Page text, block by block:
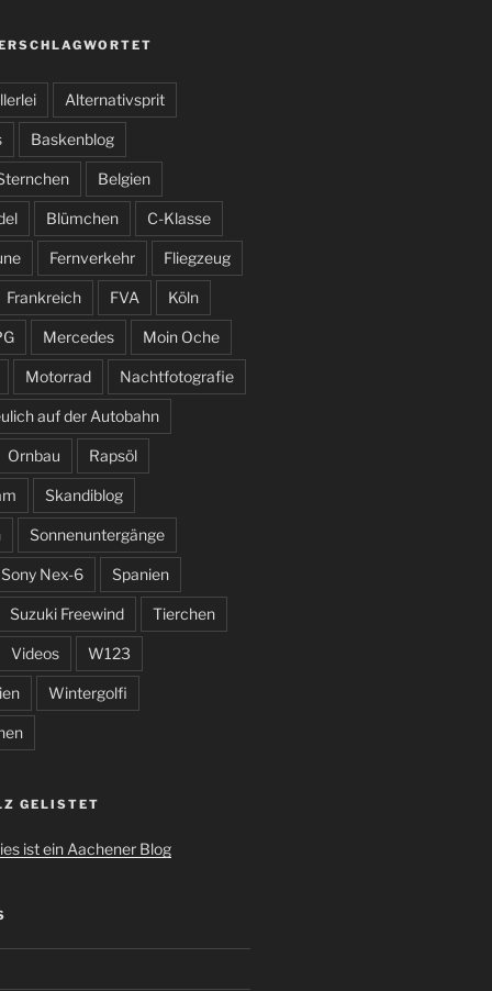
Alternativsprit
Baskenblog
Belgien
Blümchen C-Klasse
Fernverkehr Fliegzeug
Frankreich FVA Köln
Mercedes Moin Oche
Motorrad Nachtfotografie
auf der Autobahn
Ornbau Rapsöl
Skandiblog
Sonnenuntergänge
Sony Nex-6 Spanien
Suzuki Freewind Tierchen
Videos W123
Wintergolfi
GELISTET